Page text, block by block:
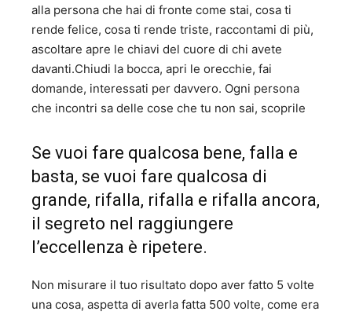
alla persona che hai di fronte come stai, cosa ti
rende felice, cosa ti rende triste, raccontami di più,
ascoltare apre le chiavi del cuore di chi avete
davanti.Chiudi la bocca, apri le orecchie, fai
domande, interessati per davvero. Ogni persona
che incontri sa delle cose che tu non sai, scoprile
Se vuoi fare qualcosa bene, falla e
basta, se vuoi fare qualcosa di
grande, rifalla, rifalla e rifalla ancora,
il segreto nel raggiungere
l’eccellenza è ripetere.
Non misurare il tuo risultato dopo aver fatto 5 volte
una cosa, aspetta di averla fatta 500 volte, come era